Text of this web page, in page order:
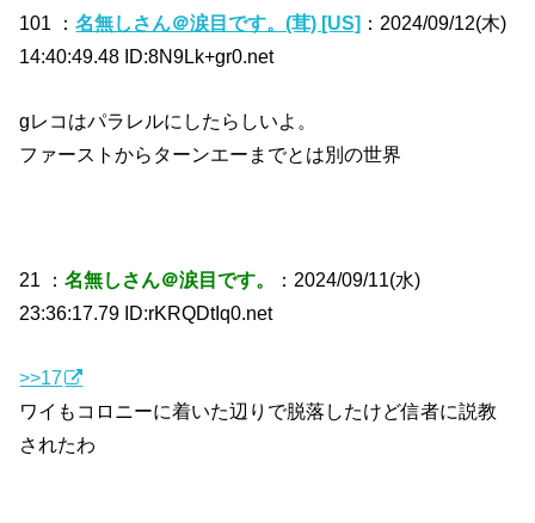
101 ：名無しさん＠涙目です。(茸) [US] ：2024/09/12(木)
14:40:49.48 ID:8N9Lk+gr0.net
gレコはパラレルにしたらしいよ。
ファーストからターンエーまでとは別の世界
21 ：名無しさん＠涙目です。
：2024/09/11(水)
23:36:17.79 ID:rKRQDtIq0.net
>>17
ワイもコロニーに着いた辺りで脱落したけど信者に説教
されたわ